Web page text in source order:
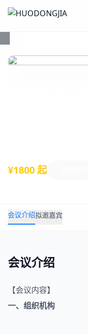
¥1800 起
会议介绍拟邀嘉宾
会议介绍
【会议内容】
一、组织机构